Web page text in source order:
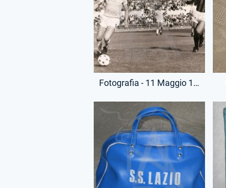
Fotografia - 11 Maggio 1980 - Campionato Serie A - Lazio-Milan